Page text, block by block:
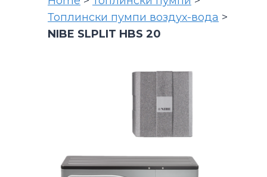
Топлински пумпи воздух-вода >
NIBE SLPLIT HBS 20